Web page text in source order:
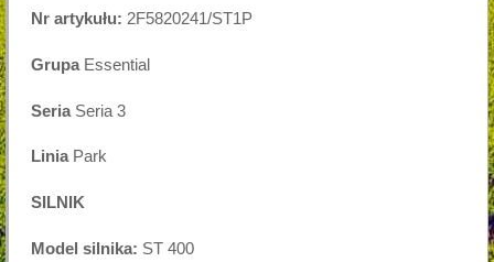
Nr artykułu: 2F5820241/ST1P
Grupa Essential
Seria Seria 3
Linia Park
SILNIK
Model silnika: ST 400